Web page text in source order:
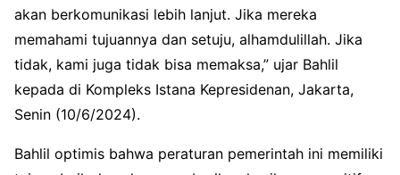
akan berkomunikasi lebih lanjut. Jika mereka
memahami tujuannya dan setuju, alhamdulillah. Jika
tidak, kami juga tidak bisa memaksa,” ujar Bahlil
kepada di Kompleks Istana Kepresidenan, Jakarta,
Senin (10/6/2024).
Bahlil optimis bahwa peraturan pemerintah ini memiliki